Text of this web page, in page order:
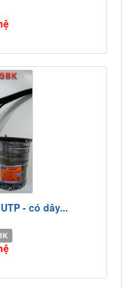
- có dây...